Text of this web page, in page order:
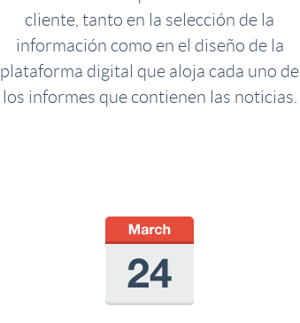
cliente, tanto en la selección de la
información como en el diseño de la
plataforma digital que aloja cada uno de
los informes que contienen las noticias.